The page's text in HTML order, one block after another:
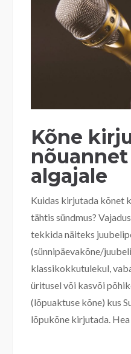
Kõne
algajale
Kuidas kirjutada kõnet
tähtis sündmus?
tekkida näiteks
(sünnipäevakõne/
klassikokkutulekul,
üritusel või kasvõi
(lõpuaktuse kõne) kus
lõpukõne kirjutada.